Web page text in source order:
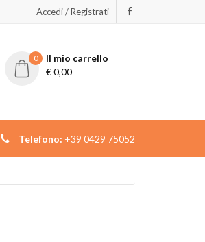
Accedi / Registrati
0
Il mio carrello
€0,00
Telefono: +39 0429 75052